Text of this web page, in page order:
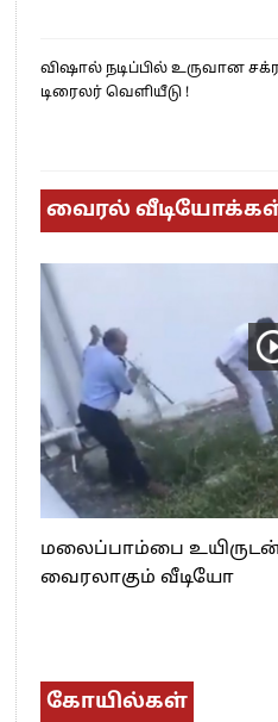
விஷால் நடிப்பில் உருவான
டிரைலர் வெளியீடு !
வைரல்
மலைப்பாம்பை உயிருடன்
வைரலாகும் வீடியோ
கோயில்கள்